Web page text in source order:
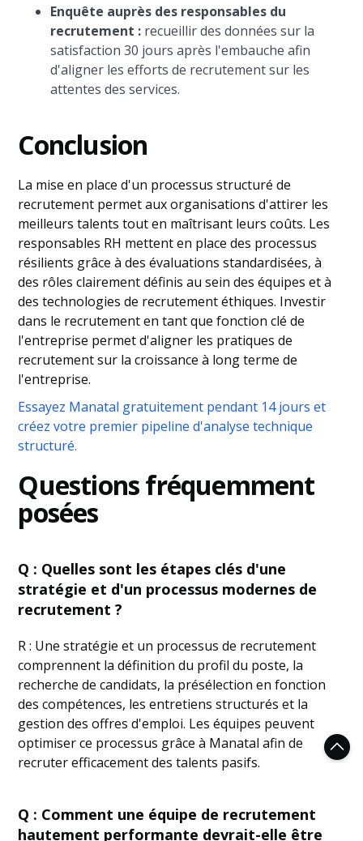
Enquête auprès des responsables du
recrutement : recueillir des données sur la
satisfaction 30 jours après l'embauche afin
d'aligner les efforts de recrutement sur les
attentes des services.
Conclusion
La mise en place d'un processus structuré de
recrutement permet aux organisations d'attirer les
meilleurs talents tout en maîtrisant leurs coûts. Les
responsables RH mettent en place des processus
résilients grâce à des évaluations standardisées, à
des rôles clairement définis au sein des équipes et à
des technologies de recrutement éthiques. Investir
dans le recrutement en tant que fonction clé de
l'entreprise permet d'aligner les pratiques de
recrutement sur la croissance à long terme de
l'entreprise.
Essayez Manatal gratuitement pendant 14 jours et
créez votre premier pipeline d'analyse technique
structuré.
Questions fréquemment
posées
Q : Quelles sont les étapes clés d'une
stratégie et d'un processus modernes de
recrutement ?
R : Une stratégie et un processus de recrutement
comprennent la définition du profil du poste, la
recherche de candidats, la présélection en fonction
des compétences, les entretiens structurés et la
gestion des offres d'emploi. Les équipes peuvent
optimiser ce processus grâce à Manatal afin de
recruter efficacement des talents pasifs.
Q : Comment une équipe de recrutement
hautement performante devrait-elle être